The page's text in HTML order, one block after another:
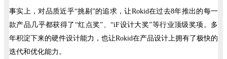
事实上，对品质近乎“挑剔”的追求，让Rokid在过去8年推出的每一
款产品几乎都获得了“红点奖”、“iF设计大奖”等行业顶级奖项。多
年积淀下来的硬件设计能力，也让Rokid在产品设计上拥有了极快的
迭代和优化能力。